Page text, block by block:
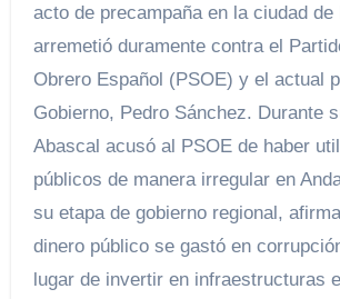
acto de precampaña en la ciudad de
arremetió duramente contra el
Obrero Español (PSOE) y el actual
Gobierno, Pedro Sánchez. Durante
Abascal acusó al PSOE de haber
públicos de manera irregular en
su etapa de gobierno regional,
dinero público se gastó en
lugar de invertir en infraestructuras